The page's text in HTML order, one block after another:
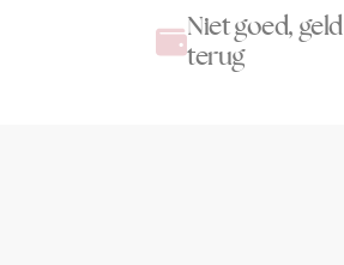
Niet goed, geld
terug